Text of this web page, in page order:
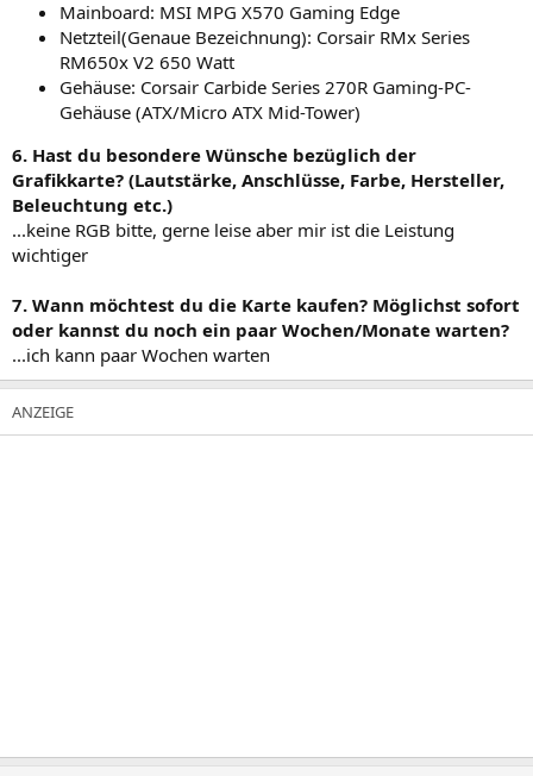
Mainboard: MSI MPG X570 Gaming Edge
Netzteil(Genaue Bezeichnung): Corsair RMx Series
RM650x V2 650 Watt
Gehäuse: Corsair Carbide Series 270R Gaming-PC-
Gehäuse (ATX/Micro ATX Mid-Tower)
6. Hast du besondere Wünsche bezüglich der
Grafikkarte? (Lautstärke, Anschlüsse, Farbe, Hersteller,
Beleuchtung etc.)
...keine RGB bitte, gerne leise aber mir ist die Leistung
wichtiger
7. Wann möchtest du die Karte kaufen? Möglichst sofort
oder kannst du noch ein paar Wochen/Monate warten?
...ich kann paar Wochen warten